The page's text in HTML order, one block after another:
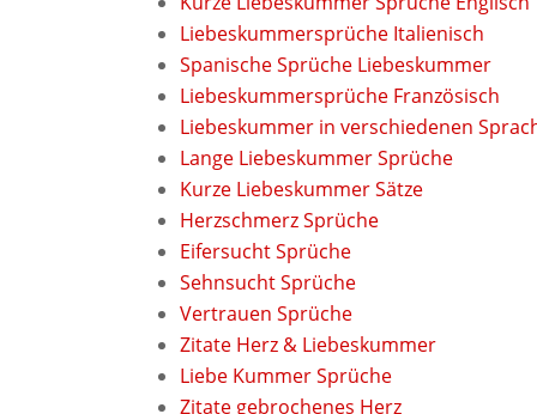
Liebeskummersprüche Italienisch
Spanische Sprüche Liebeskummer
Liebeskummersprüche Französisch
Liebeskummer in verschiedenen
Lange Liebeskummer Sprüche
Kurze Liebeskummer Sätze
Herzschmerz Sprüche
Eifersucht Sprüche
Sehnsucht Sprüche
Vertrauen Sprüche
Zitate Herz & Liebeskummer
Liebe Kummer Sprüche
Zitate gebrochenes Herz